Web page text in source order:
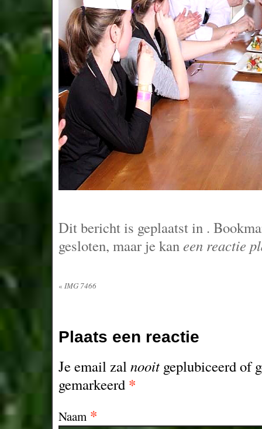
Dit bericht is geplaatst in .
gesloten, maar je kaneen reactie
« IMG 7466
Plaats een reactie
Je email zalnooitgeplubiceerd of
gemarkeerd *
Naam *